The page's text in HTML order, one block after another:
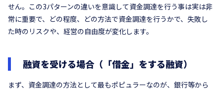
せん。この3パターンの違いを意識して資金調達を行う事は実は非
常に重要で、どの程度、どの方法で資金調達を行うかで、失敗し
た時のリスクや、経営の自由度が変化します。
融資を受ける場合（「借金」をする融資）
まず、資金調達の方法として最もポピュラーなのが、銀行等から